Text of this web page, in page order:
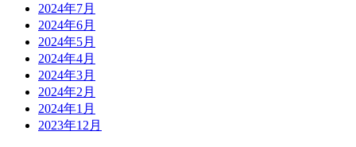
2024年7月
2024年6月
2024年5月
2024年4月
2024年3月
2024年2月
2024年1月
2023年12月